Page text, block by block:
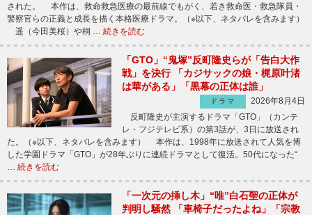
された。 本作は、救命救急医療の最前線でもがく、若き救命医・救急隊員・
警察官らの正義と成長を描く本格医療ドラマ。（※以下、ネタバレを含みます）
遥（今田美桜）や桐 … 続きを読む
「GTO」“鬼塚”反町隆史らが「告白大作
戦」を決行 「カジサックの娘・梶原叶渚
は華がある」「黒幕の正体は誰」
ドラマ
2026年8月4日
反町隆史が主演するドラマ「GTO」（カンテ
レ・フジテレビ系）の第3話が、3日に放送され
た。（※以下、ネタバレを含みます） 本作は、1998年に放送されて人気を博
した学園ドラマ「GTO」が28年ぶりに連続ドラマとして復活。50代になった“
続きを読む
「一次元の挿し木」“唯”白石聖の正体が
判明し騒然 「車椅子だったよね」「宗教